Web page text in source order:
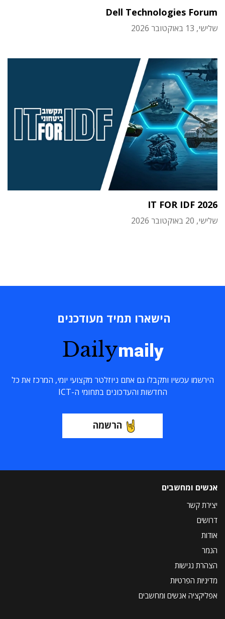
Dell Technologies Forum
שלישי, 13 באוקטובר 2026
IT FOR IDF 2026
שלישי, 20 באוקטובר 2026
הישארו תמיד מעודכנים
Dailymaily
הירשמו עכשיו ותקבלו גם אתם ניוזלטר מקצועי יומי, המרכז את כל
החדשות והעדכונים בתחומי ה-ICT
הרשמה
אנשים ומחשבים
יצירת קשר
דרושים
אודות
הנמר
הצהרת נגישות
מדיניות הפרטיות
אפליקציה אנשים ומחשבים